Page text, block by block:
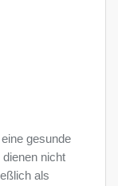
gesunde
dienen nicht
als